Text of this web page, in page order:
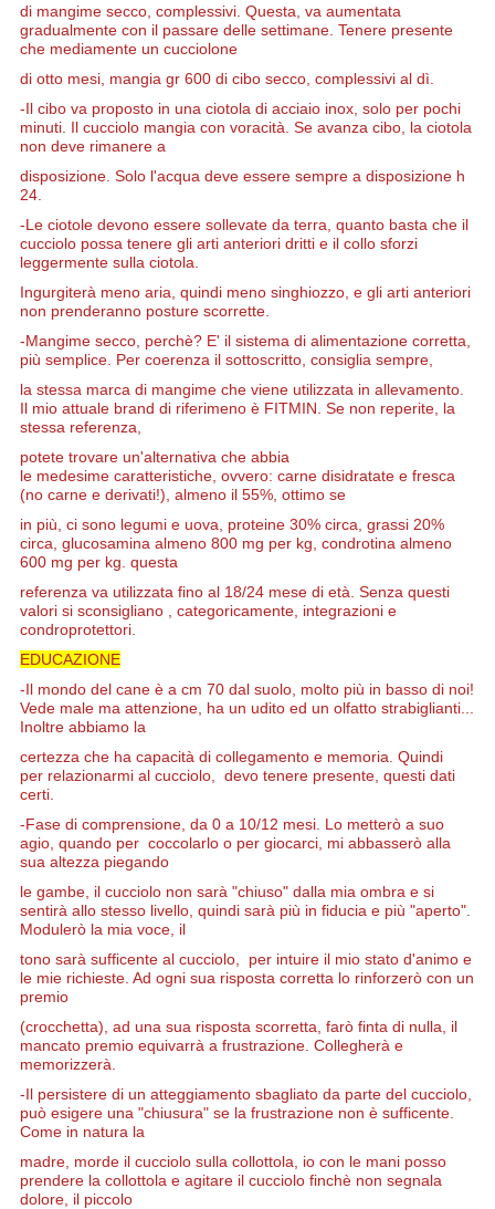
di mangime secco, complessivi. Questa, va aumentata
gradualmente con il passare delle settimane. Tenere presente
che mediamente un cucciolone
di otto mesi, mangia gr 600 di cibo secco, complessivi al dì.
-Il cibo va proposto in una ciotola di acciaio inox, solo per pochi
minuti. Il cucciolo mangia con voracità. Se avanza cibo, la ciotola
non deve rimanere a
disposizione. Solo l'acqua deve essere sempre a disposizione h
24.
-Le ciotole devono essere sollevate da terra, quanto basta che il
cucciolo possa tenere gli arti anteriori dritti e il collo sforzi
leggermente sulla ciotola.
Ingurgiterà meno aria, quindi meno singhiozzo, e gli arti anteriori
non prenderanno posture scorrette.
-Mangime secco, perchè? E' il sistema di alimentazione corretta,
più semplice. Per coerenza il sottoscritto, consiglia sempre,
la stessa marca di mangime che viene utilizzata in allevamento.
Il mio attuale brand di riferimeno è FITMIN. Se non reperite, la
stessa referenza,
potete trovare un'alternativa che abbia
le medesime caratteristiche, ovvero: carne disidratate e fresca
(no carnee derivati!), almeno il 55%, ottimo se
in più, ci sono legumi e uova, proteine 30% circa, grassi 20%
circa, glucosamina almeno 800 mg per kg, condrotina almeno
600 mg per kg. questa
referenza va utilizzata fino al 18/24 mese di età. Senza questi
valori si sconsigliano , categoricamente, integrazioni e
condroprotettori.
EDUCAZIONE
-Il mondo del cane è a cm 70 dal suolo, molto più in basso di noi!
Vede male ma attenzione, ha un udito ed un olfatto strabiglianti...
Inoltre abbiamo la
certezza che ha capacità di collegamento e memoria. Quindi
per relazionarmi al cucciolo, devo tenere presente, questi dati
certi.
-Fase di comprensione, da 0 a 10/12 mesi. Lo metteròa suo
agio, quando per coccolarlo o per giocarci, mi abbasserò alla
sua altezza piegando
le gambe, il cucciolo non sarà "chiuso" dalla mia ombra e si
sentirà allo stesso livello, quindi sarà più in fiducia e più "aperto".
Modulerò la mia voce, il
tono sarà sufficente al cucciolo, per intuire il mio stato d'animo e
le mie richieste. Ad ogni sua risposta corretta lo rinforzerò con un
premio
(crocchetta), ad una sua risposta scorretta, farò finta di nulla, il
mancato premio equivarrà a frustrazione. Collegherà e
memorizzerà.
-Il persistere di un atteggiamento sbagliato da parte del cucciolo,
può esigere una "chiusura" se la frustrazione non è sufficente.
Come in natura la
madre, morde il cucciolo sulla collottola, io con le mani posso
prendere la collottola e agitare il cucciolo finchè non segnala
dolore, il piccolo